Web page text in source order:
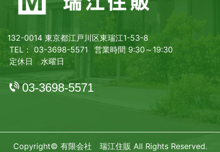
132-0014 東京都江戸川区東瑞江1-53-8
TEL： 03-3698-5571
営業時間 9:30～19:30
定休日 水曜日
03-3698-5571
Copyright© 有限会社 瑞江住販 All Rights Reserved.